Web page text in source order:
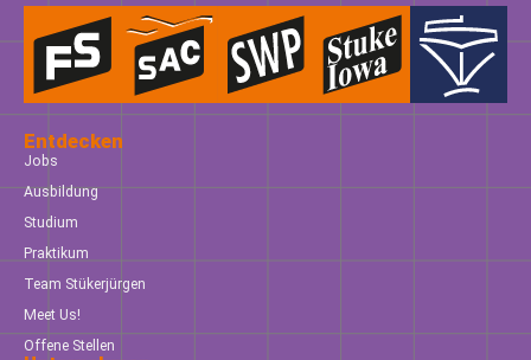
Entdecken
Jobs
Ausbildung
Studium
Praktikum
Team Stükerjürgen
Meet Us!
Offene Stellen